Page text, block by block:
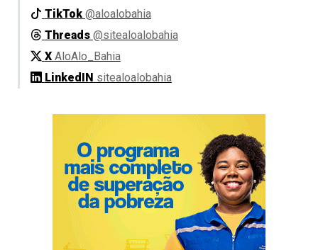
TikTok @aloalobahia
Threads @sitealoalobahia
X AloAlo_Bahia
LinkedIN sitealoalobahia